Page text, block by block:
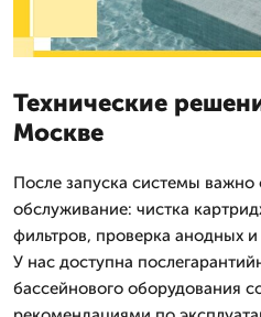
Технические
Москве
После запуска системы важно
обслуживание: чистка
фильтров, проверка анодных
У нас доступна
бассейнового оборудования